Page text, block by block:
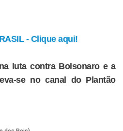
- Clique aqui!
luta contra Bolsonaro e a
se no canal do Plantão